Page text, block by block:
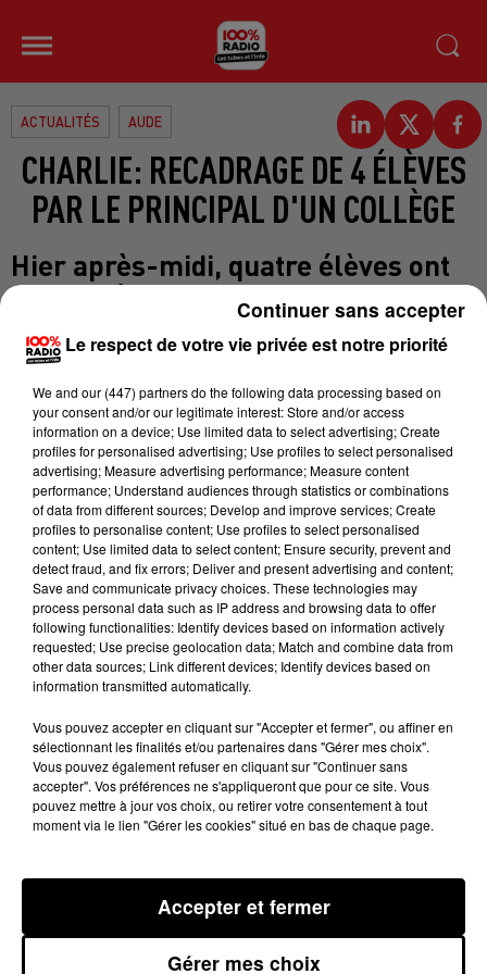
ACTUALITÉS AUDE
CHARLIE: RECADRAGE DE 4 ÉLÈVES
PAR LE PRINCIPAL D'UN COLLÈGE
Hier après-midi, quatre élèves ont
eu droit à un recadrage par le
principal du collège Jules-Verne à
Carcassonne. Jeudi dernier, l’un
d’entre eux avait perturbé la minute
de silence. Les 3 autres avaient tenu
des discours « à la limite de
l’apologie de crime » selon le
directeur. « Notre rôle, c’est de les
éclairer. C’est aussi expliquer
qu’entre l’usage d’un stylo et d’une
kalachnikov, il y a une sacrée
différence », conclut aujourd’hui le
principal dans les colonnes du
journal l’indépendant. RB
Publié : 13 janvier 2015 à 8h12
Le respect de votre vie privée est notre priorité
We and our (447) partnersdo the following data processing based on
your consent and/or our legitimate interest: Store and/or access
information on a device; Use limited data to select advertising; Create
profiles for personalised advertising; Use profiles to select personalised
advertising; Measure advertising performance; Measure content
performance; Understand audiences through statistics or combinations
of data from different sources; Develop and improve services; Create
profiles to personalise content; Use profiles to select personalised
content; Use limited data to select content; Ensure security, prevent and
detect fraud, and fix errors; Deliver and present advertising and content;
Save and communicate privacy choices. These technologies may
process personal data such as IP address and browsing data to offer
following functionalities: Identify devices based on information actively
requested; Use precise geolocation data; Match and combine data from
other data sources; Link different devices; Identify devices based on
information transmitted automatically.
Vous pouvez accepter en cliquant sur "Accepter et fermer", ou affiner en
sélectionnant les finalités et/ou partenaires dans "Gérer mes choix".
Vous pouvez également refuser en cliquant sur "Continuer sans
accepter". Vos préférences ne s'appliqueront que pour ce site. Vous
pouvez mettre à jour vos choix, ou retirer votre consentement à tout
moment via le lien "Gérer les cookies" situé en bas de chaque page.
Gérer mes choix
Accepter et fermer
Continuer sans accepter